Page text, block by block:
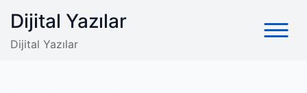
content
Dijital Yazılar
Dijital Yazılar